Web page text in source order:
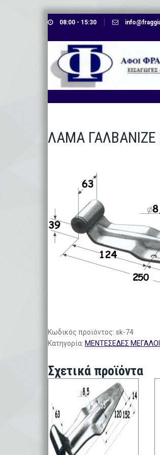
Skip
content
08:00 - 15:30
ΛΑΜΑ
Κωδικός προϊόντος:sk-74
Κατηγορία: ΜΕΝΤΕΣΕΔΕΣ ΜΕΓΑΛΟΙ
Σχετικά προϊόντα